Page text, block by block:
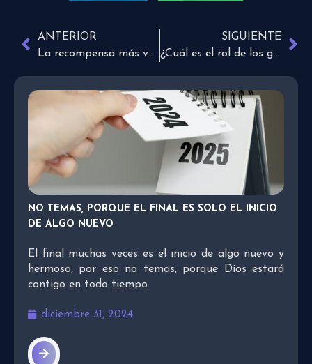
ANTERIOR
La recompensa más valiosa
SIGUIENTE
¿Cuál es el rol de los gobernantes, según la Biblia?
NO TEMAS, PORQUE EL FINAL ES SOLO EL INICIO
DE ALGO NUEVO
El final muchas veces es el inicio de algo nuevo y
hermoso, por eso no temas, porque Dios estará
contigo en todo tiempo.
diciembre 31, 2024